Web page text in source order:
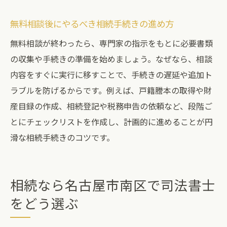
無料相談後にやるべき相続手続きの進め方
無料相談が終わったら、専門家の指示をもとに必要書類
の収集や手続きの準備を始めましょう。なぜなら、相談
内容をすぐに実行に移すことで、手続きの遅延や追加ト
ラブルを防げるからです。例えば、戸籍謄本の取得や財
産目録の作成、相続登記や税務申告の依頼など、段階ご
とにチェックリストを作成し、計画的に進めることが円
滑な相続手続きのコツです。
相続なら名古屋市南区で司法書士
をどう選ぶ